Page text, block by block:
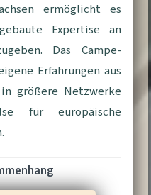
ermöglicht es
Expertise an
Das Campe-
Erfahrungen aus
größere Netzwerke
für europäische